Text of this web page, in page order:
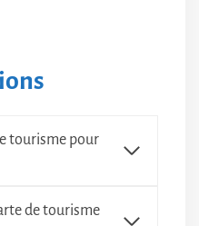
tourisme pour
de tourisme